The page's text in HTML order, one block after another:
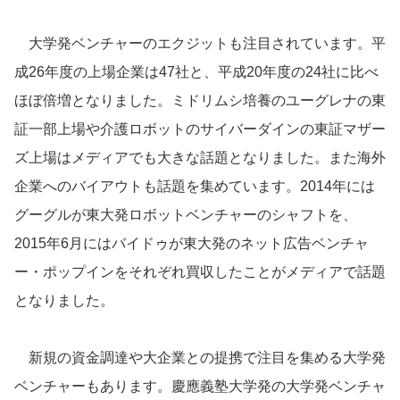
大学発ベンチャーのエクジットも注目されています。平
成26年度の上場企業は47社と、平成20年度の24社に比べ
ほぼ倍増となりました。ミドリムシ培養のユーグレナの東
証一部上場や介護ロボットのサイバーダインの東証マザー
ズ上場はメディアでも大きな話題となりました。また海外
企業へのバイアウトも話題を集めています。2014年には
グーグルが東大発ロボットベンチャーのシャフトを、
2015年6月にはバイドゥが東大発のネット広告ベンチャ
ー・ポップインをそれぞれ買収したことがメディアで話題
となりました。
新規の資金調達や大企業との提携で注目を集める大学発
ベンチャーもあります。慶應義塾大学発の大学発ベンチャ